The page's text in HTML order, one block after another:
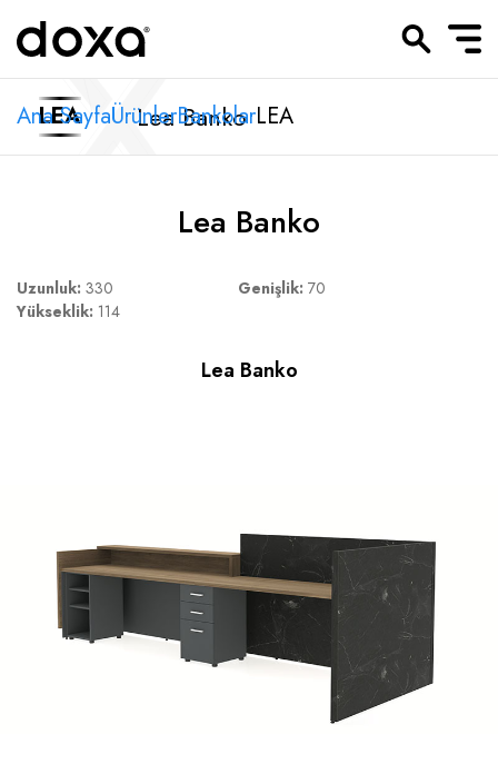
Ana SayfaÜrünlerBankolarLEA
LEA Lea Banko
Lea Banko
Uzunluk: 330 Genişlik: 70
Yükseklik: 114
Lea Banko